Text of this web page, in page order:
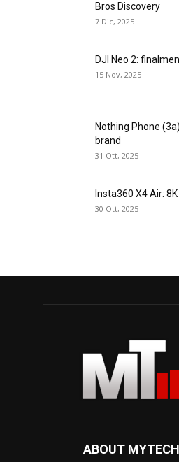
Bros Discovery
7 Dic, 2025
DJI Neo 2:
15 Nov, 2025
Nothing Phone
brand
31 Ott, 2025
Insta360 X4 Air:
30 Ott, 2025
ABOUT